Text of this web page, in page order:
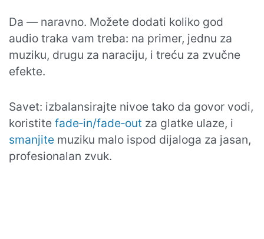
Da — naravno. Možete dodati koliko god
audio traka vam treba: na primer, jednu za
muziku, drugu za naraciju, i treću za zvučne
efekte.
Savet: izbalansirajte nivoe tako da govor vodi,
koristite fade‑in/fade‑out za glatke ulaze, i
smanjite muziku malo ispod dijaloga za jasan,
profesionalan zvuk.